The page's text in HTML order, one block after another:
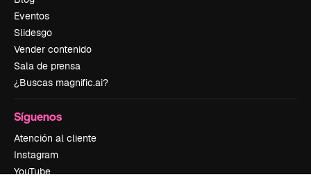
Eventos
Slidesgo
Vender contenido
Sala de prensa
¿Buscas magnific.ai?
Síguenos
Atención al cliente
Instagram
YouTube